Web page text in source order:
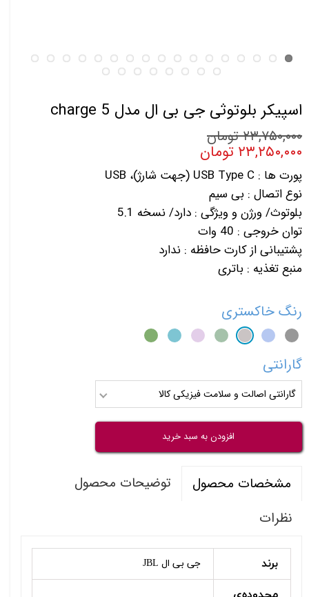
اسپیکر بلوتوثی جی بی ال مدل charge 5
۲۳,۷۵۰,۰۰۰ تومان
۲۳,۲۵۰,۰۰۰ تومان
پورت‌ ها : USB Type C (جهت شارژ)، USB
نوع اتصال : بی‌ سیم
بلوتوث/ ورژن و ویژگی : دارد/ نسخه 5.1
توان خروجی : 40 وات
پشتیبانی از کارت حافظه : ندارد
منبع تغذیه : باتری
رنگخاکستری
گارانتی
گارانتی اصالت و سلامت فیزیکی کالا
افزودن به سبد خرید
مشخصات محصول
توضیحات محصول
نظرات
برند جی بی ال JBL